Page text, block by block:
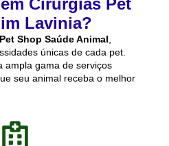
Cirurgias Pet
Lavinia?
Shop Saúde Animal
únicas de cada pet.
ampla gama de serviços
seu animal receba o melhor